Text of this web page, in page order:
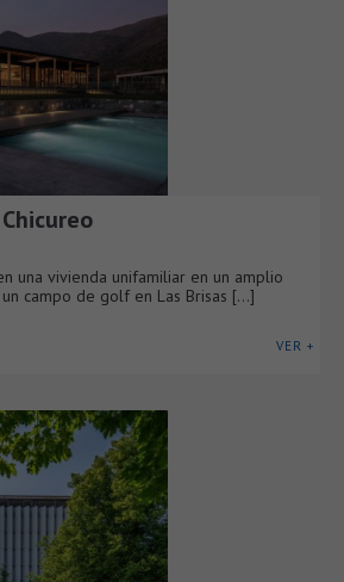
una vivienda unifamiliar en un amplio
campo de golf en Las Brisas [...]
VER +